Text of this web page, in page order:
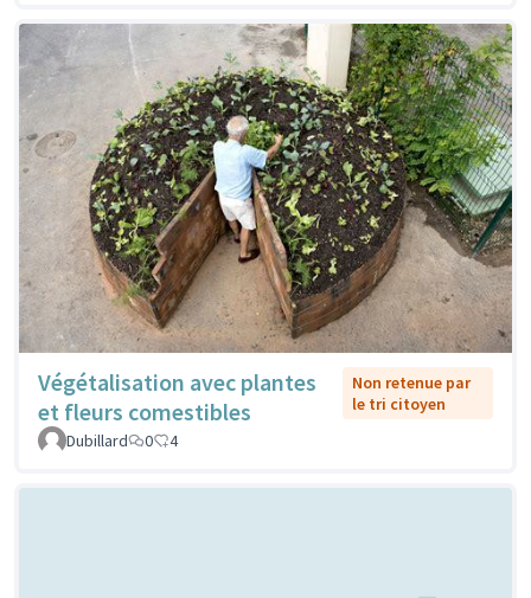
Végétalisation avec plantes
et fleurs comestibles
Non retenue par
le tri citoyen
Dubillard
0 4